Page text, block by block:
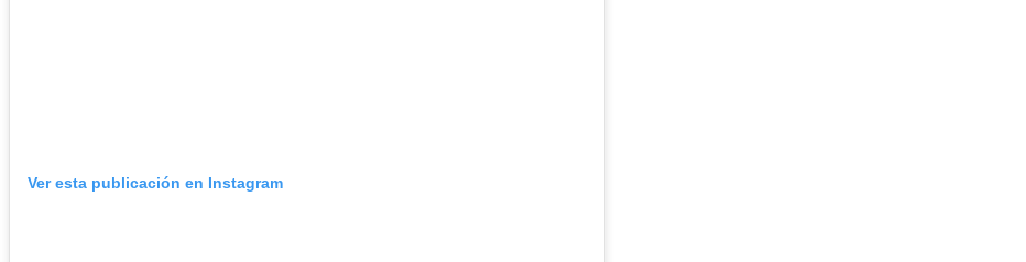
Ver esta publicación en Instagram